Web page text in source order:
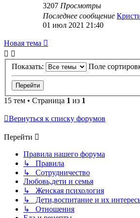
3207 Просмотры
Последнее сообщение
01 июл 2021 21:40
Новая тема
Показать: Поле
15 тем • Страница 1 из 1
Вернуться к списку форумов
Перейти
Правила нашего форума
↳ Правила
↳ Сотрудничество
Любовь,дети и семья
↳ Женская психология
↳ Дети,воспитание и их
↳ Отношения